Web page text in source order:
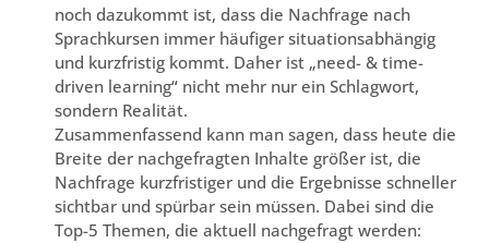
noch dazukommt ist, dass die Nachfrage nach
Sprachkursen immer häufiger situationsabhängig
und kurzfristig kommt. Daher ist „need- & time-
driven learning“ nicht mehr nur ein Schlagwort,
sondern Realität.
Zusammenfassend kann man sagen, dass heute die
Breite der nachgefragten Inhalte größer ist, die
Nachfrage kurzfristiger und die Ergebnisse schneller
sichtbar und spürbar sein müssen. Dabei sind die
Top-5 Themen, die aktuell nachgefragt werden: